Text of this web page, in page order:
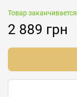
Товар заканчивается
2 889 грн